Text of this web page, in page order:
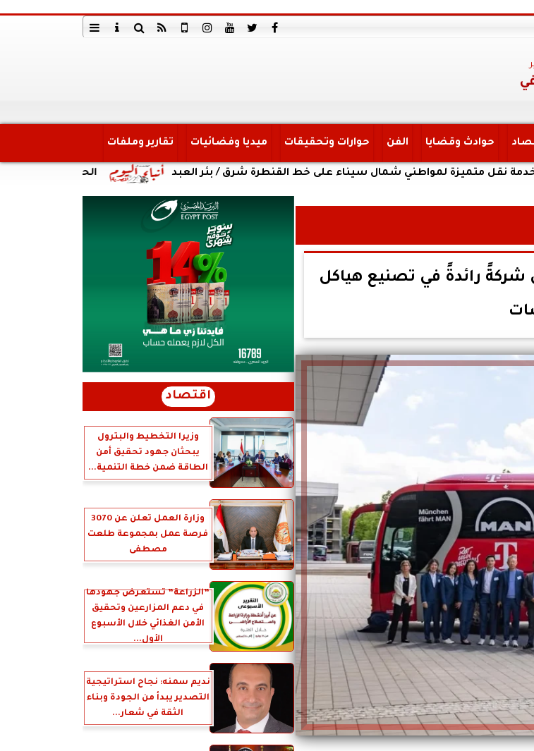
حوادث وقضايا الفن حوارات وتحقيقات ميديا وفضائيات تقارير وملفات
الحصاد الأسبوعي لأنشطة لمواطني شمال سيناء على خط القنطرة شرق / بئر العبد
رائدةً في تصنيع هياكل
اقتصاد
وزيرا التخطيط والبترول
يبحثان جهود تحقيق أمن
الطاقة ضمن خطة التنمية...
وزارة العمل تعلن عن 3070
فرصة عمل بمجموعة طلعت
مصطفى
”الزراعة” تستعرض جهودها
في دعم المزارعين وتحقيق
الأمن الغذائي خلال الأسبوع
الأول...
نديم سمنه: نجاح استراتيجية
التصدير يبدأ من الجودة وبناء
الثقة في شعار...